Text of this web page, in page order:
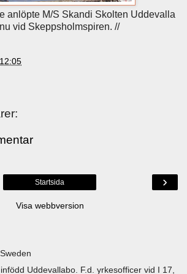
anlöpte M/S Skandi Skolten Uddevalla
vid Skeppsholmspiren. //
12:05
›
Startsida
Visa webbversion
Uddevallabo. F.d. yrkesofficer vid I 17,